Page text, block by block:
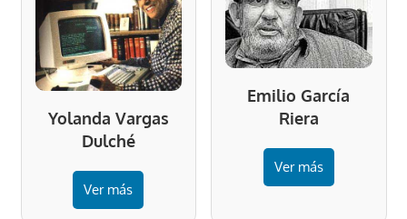
Yolanda Vargas
Dulché
Ver más
Emilio García
Riera
Ver más